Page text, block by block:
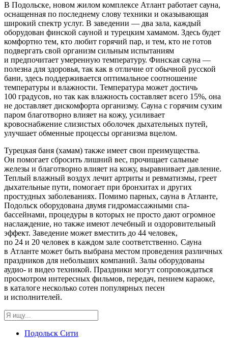
В Подольске, новом жилом комплексе Атлант работает сауна,
оснащенная по последнему слову техники и оказывающая
широкий спектр услуг. В заведении — два зала, каждый
оборудован финской сауной и турецким хамамом. Здесь будет
комфортно тем, кто любит горячий пар, и тем, кто не готов
подвергать свой организм сильным испытаниям
и предпочитает умеренную температуру. Финская сауна —
полезна для здоровья, так как в отличие от обычной русской
бани, здесь поддерживается оптимальное соотношение
температуры и влажности. Температура может достичь
100 градусов, но так как влажность составляет всего 15%, она
не доставляет дискомфорта организму. Сауна с горячим сухим
паром благотворно влияет на кожу, усиливает
кровоснабжение слизистых оболочек дыхательных путей,
улучшает обменные процессы организма вцелом.
Турецкая баня (хамам) также имеет свои преимущества.
Он помогает сбросить лишний вес, прочищает сальные
железы и благотворно влияет на кожу, выравнивает давление.
Теплый влажный воздух лечит артриты и ревматизмы, греет
дыхательные пути, помогает при бронхитах и других
простудных заболеваниях. Помимо парных, сауна в Атланте,
Подольск оборудована двумя гидромассажными спа-
бассейнами, процедуры в которых не просто дают огромное
наслаждение, но также имеют лечебный и оздоровительный
эффект. Заведение может вместить до 44 человек,
по 24 и 20 человек в каждом зале соответственно. Сауна
в Атланте может быть выбрана местом проведения различных
праздников для небольших компаний. Залы оборудованы
аудио- и видео техникой. Праздники могут сопровождаться
просмотром интересных фильмов, передач, пением караоке,
в каталоге несколько сотен популярных песен
и исполнителей.
Подольск Сити